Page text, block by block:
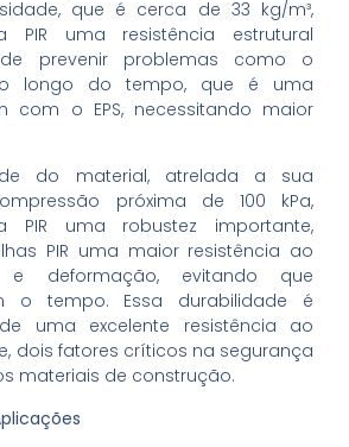
que é cerca de 33 kg/m³,
PIR uma resistência estrutural
prevenir problemas como o
longo do tempo, que é uma
com o EPS, necessitando maior
do material, atrelada a sua
próxima de 100 kPa,
PIR uma robustez importante,
PIR uma maior resistência ao
e deformação, evitando que
o tempo. Essa durabilidade é
uma excelente resistência ao
dois fatores críticos na segurança
materiais de construção.